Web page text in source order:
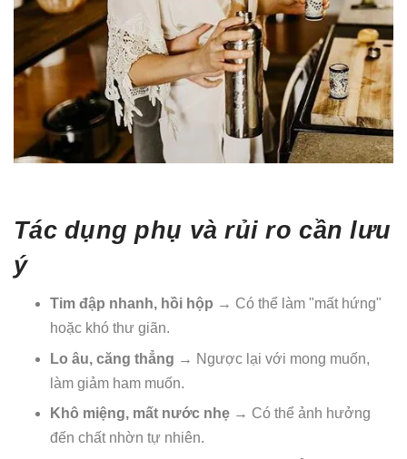
Tác dụng phụ và rủi ro cần lưu
ý
Tim đập nhanh, hồi hộp → Có thể làm "mất hứng"
hoặc khó thư giãn.
Lo âu, căng thẳng → Ngược lại với mong muốn,
làm giảm ham muốn.
Khô miệng, mất nước nhẹ → Có thể ảnh hưởng
đến chất nhờn tự nhiên.